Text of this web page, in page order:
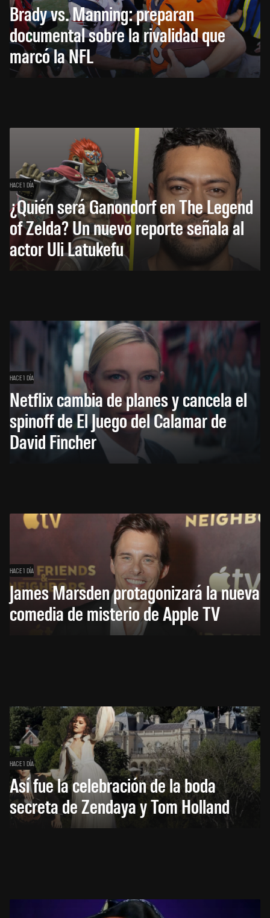
Brady vs. Manning: preparan
documental sobre la rivalidad que
marcó la NFL
HACE 1 DÍA
¿Quién será Ganondorf en The Legend
of Zelda? Un nuevo reporte señala al
actor Uli Latukefu
HACE 1 DÍA
Netflix cambia de planes y cancela el
spinoff de El Juego del Calamar de
David Fincher
HACE 1 DÍA
James Marsden protagonizará la nueva
comedia de misterio de Apple TV
HACE 1 DÍA
Así fue la celebración de la boda
secreta de Zendaya y Tom Holland